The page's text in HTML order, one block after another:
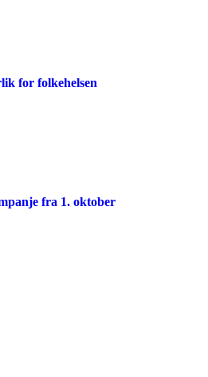
for folkehelsen
fra 1. oktober